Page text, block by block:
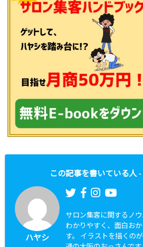
この記事を書いている人 -
ハヤシ
サロン集客に関するノ
わかりやすく、面白お
す。 イラストを描くの